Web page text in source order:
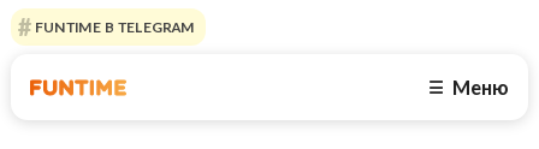
FUNTIME В TELEGRAM
☰ Меню